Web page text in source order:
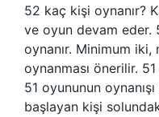
52 kaç kişi oynanır?
ve oyun devam eder.
oynanır. Minimum
oynanması önerilir.
51 oyununun
başlayan kişi